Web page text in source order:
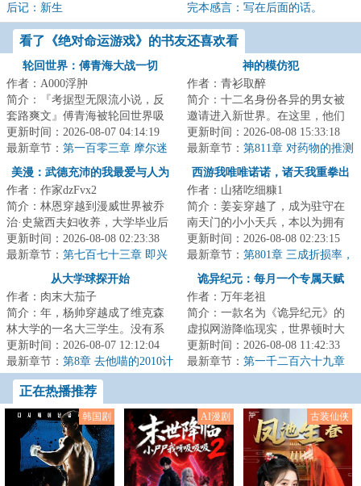
（大结局）
后记：新生 完本感言：写在后面的话。
看了《绝对命运游戏》的书友还喜欢看
轮回世界：傅青海大战一切
作者：A000浮肿
简介：『考据型无限流小说，反
套路爽文』傅青海被轮回世界吸
入了，当他目睹了异形大战食死
徒、绝地武士大...
更新时间：2026-08-07 04:14:19
最新章节： 第一百零三章 摩尔迷
踪
神的模仿犯
作者：青衫取醉
简介：十二名身份各异的男女被
邀请进入新世界。在这里，他们
不仅要通过议案投票来决定自己
的生活方式，还...
更新时间：2026-08-08 15:33:18
最新章节： 第811章 对药物的推测
美漫：武德充沛的我最爱与人为
善
作者：作家dzFvx2
简介：林恩穿越到漫威世界被乔
治·史黛西夫妇收养，大学毕业后
成为纽约FBI一员，还以为自己这
辈子没有金...
更新时间：2026-08-08 02:23:38
最新章节： 第七百七十三章 即兴
西游我唯唯诺诺，诸天我重拳出
击
作者：山猪吃细糠1
简介：姜妄穿越了，成为驻守在
南天门的小小天兵，本以为拥有
造化玉碟碎片已经是最大的金手
指...直到某天...
更新时间：2026-08-08 02:23:15
最新章节： 第801章 三成折损率，
的确惨烈！
从大学球探开始
作者：肉末大茄子
简介：年，杨帅穿越成了维克森
林大学的一名大三学生。没有系
统，没有天赋，他唯一比其他人
多知道的，是未...
更新时间：2026-08-07 12:12:04
最新章节： 第8章 去他喵的2010计
划！（加更求月票！）
诡异纪元：每月一个专属天赋
作者：万年老祖
简介：一款名为《诡异纪元》的
虚拟网游降临现实，世界顿时大
乱，各地沦陷为诡异地区。每个
人扮演不同的身...
更新时间：2026-08-08 11:42:33
最新章节： 第一千二百六十九章
正在热播推荐
韩国剧 AI漫剧 古装仙侠